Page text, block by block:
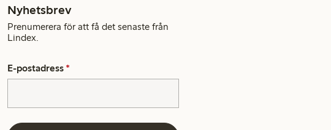
Nyhetsbrev
Prenumerera för att få det senaste från
Lindex.
E-postadress *